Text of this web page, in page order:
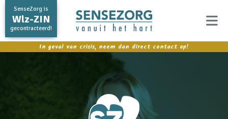
SenseZorg is
Wlz-ZIN
gecontracteerd!
In geval van crisis, neem dan direct contact op!